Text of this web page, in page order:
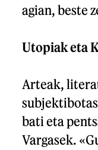
agian, beste
Utopiak eta
Arteak,
bati eta
Vargasek.